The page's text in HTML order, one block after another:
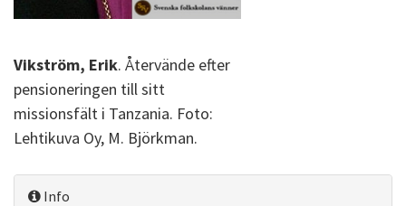
Vikström, Erik. Återvände efter
pensioneringen till sitt
missionsfält i Tanzania. Foto:
Lehtikuva Oy, M. Björkman.
Info